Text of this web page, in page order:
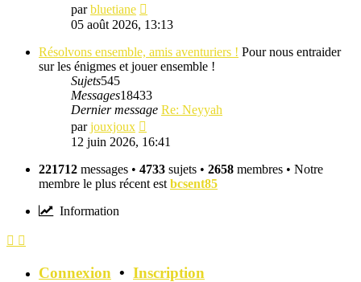
parbluetiane
le
message
05 août 2026, 13:13
Résolvons ensemble, amis aventuriers ! Pour nous entraider
sur les énigmes et jouer ensemble !
Sujets545
Messages18433
Dernier message Re: Neyyah
parjouxjoux
le
message
12 juin 2026, 16:41
221712 messages • 4733 sujets • 2658 membres • Notre
membre le plus récent est bcsent85
Information
Connexion • Inscription